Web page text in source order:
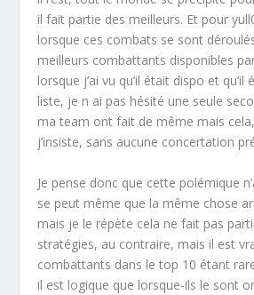
il fait partie des meilleurs. Et pour
lorsque ces combats se sont déroulés
meilleurs combattants disponibles
lorsque j’ai vu qu’il était dispo et
liste, je n ai pas hésité une seule
ma team ont fait de même mais
j’insiste, sans aucune concertation
Je pense donc que cette polémique
se peut même que la même chose
mais je le répète cela ne fait pas
stratégies, au contraire, mais il est
combattants dans le top 10 étant
il est logique que lorsque-ils le sont